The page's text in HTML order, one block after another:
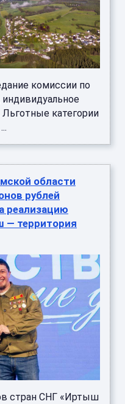
комиссии по
категории
области
рублей
реализацию
— территория
стран СНГ «Иртыш